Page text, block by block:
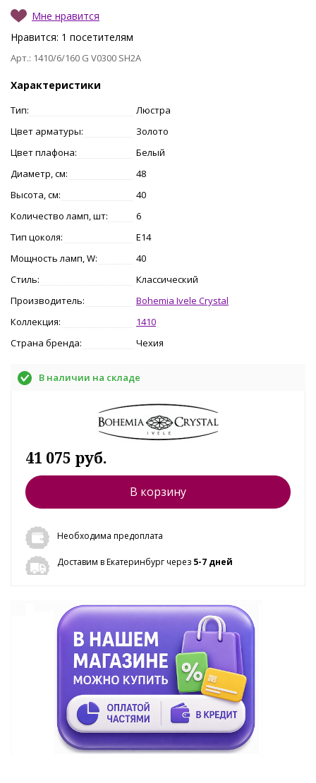
Мне нравится
Нравится: 1 посетителям
Арт.: 1410/6/160 G V0300 SH2A
Характеристики
Тип:
Люстра
Цвет арматуры:
Золото
Цвет плафона:
Белый
Диаметр, см:
48
Высота, см:
40
Количество ламп, шт:
6
Тип цоколя:
E14
Мощность ламп, W:
40
Стиль:
Классический
Производитель:
Bohemia Ivele Crystal
Коллекция:
1410
Страна бренда:
Чехия
В наличии на складе
41 075 руб.
В корзину
Необходима предоплата
Доставим в Екатеринбург через 5-7 дней